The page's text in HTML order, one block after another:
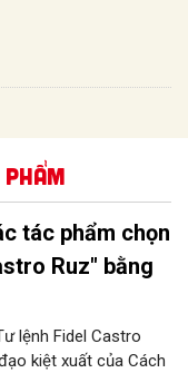
tác phẩm chọn
Ruz" bằng
lệnh Fidel Castro
kiệt xuất của Cách